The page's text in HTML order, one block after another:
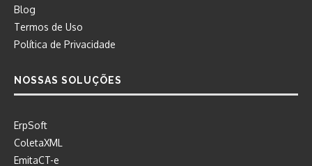
Blog
Termos de Uso
Política de Privacidade
NOSSAS SOLUÇÕES
ErpSoft
ColetaXML
EmitaCT-e